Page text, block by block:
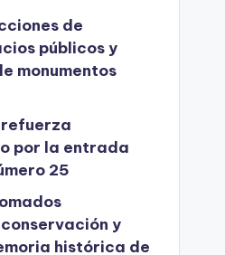
de
públicos y
monumentos
por la entrada
25
y
histórica de